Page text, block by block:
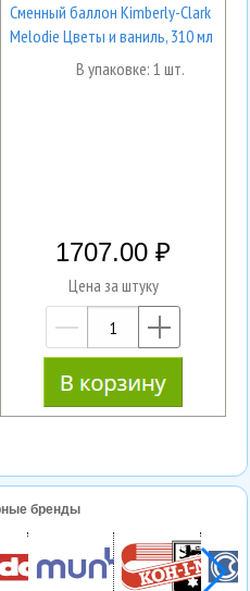
Сменный баллон Kimberly-Clark
Melodie Цветы и ваниль, 310 мл
В упаковке: 1 шт.
1707.00
Цена за штуку
—
бренды